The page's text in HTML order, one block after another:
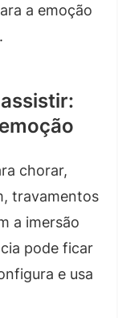
a emoção
chorar,
travamentos
a imersão
pode ficar
e usa